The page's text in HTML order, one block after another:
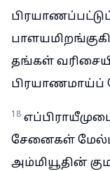
தங்கள்
பிரயாணமாய்ப்
18
சேனைகள்
அம்மியூதின்